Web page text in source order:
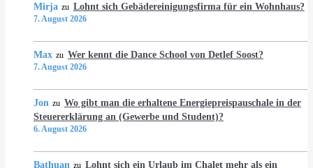
Mirja zu Lohnt sich Gebädereinigungsfirma für ein Wohnhaus?
7. August 2026
Max zu Wer kennt die Dance School von Detlef Soost?
7. August 2026
Jon zu Wo gibt man die erhaltene Energiepreispauschale in der
Steuererklärung an (Gewerbe und Student)?
6. August 2026
Bathuan zu Lohnt sich ein Urlaub im Chalet mehr als ein